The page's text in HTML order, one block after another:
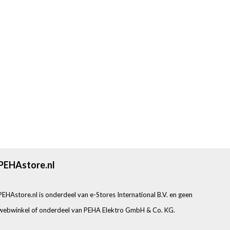
is onderdeel van e-Stores International B.V. en geen
of onderdeel van PEHA Elektro GmbH & Co. KG.